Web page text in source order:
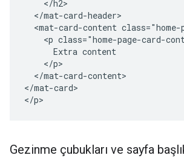
    </h2>
  </mat-card-header>
<mat-card-content
<p class="home-page-card-
      Extra content
    </p>
  </mat-card-content>
</mat-card>
Gezinme çubukları ve sayfa